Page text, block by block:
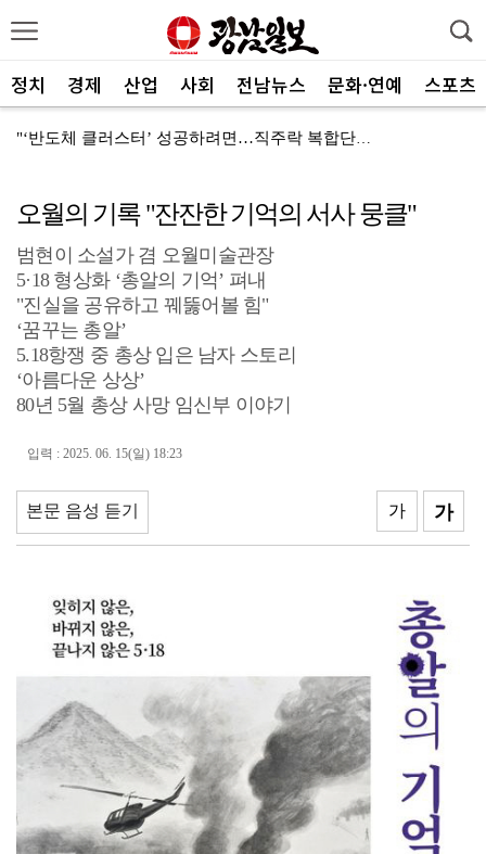
정치 경제 산업 사회 전남뉴스 문화·연예 스포츠
"‘반도체 클러스터’ 성공하려면…직주락 복합단지 구축"
반도체 산단 속도…광주 민간공항 무안이전도 빨라질 듯
"광주 5개 자치구 기능·권한 확대해야 불균형 해소"
폭염에 멈춘 무안공항 참사 재수색 10일 재개
민주 당권 주자들, 텃밭 호남 민심잡기 '사활'
[사설]가뭄 피해 현실화…철저한 대책마련 중요
[사설]강진 병영면 ‘도시재생 성공모델’된 이유
폭염·가뭄·고수온 비상…농·수협, 현장 지원 총력
오월의 기록 "잔잔한 기억의 서사 뭉클"
범현이 소설가 겸 오월미술관장
5·18 형상화 ‘총알의 기억’ 펴내
"진실을 공유하고 꿰뚫어볼 힘"
‘꿈꾸는 총알’
5.18항쟁 중 총상 입은 남자 스토리
‘아름다운 상상’
80년 5월 총상 사망 임신부 이야기
입력 : 2025. 06. 15(일) 18:23
본문 음성 듣기 가
가